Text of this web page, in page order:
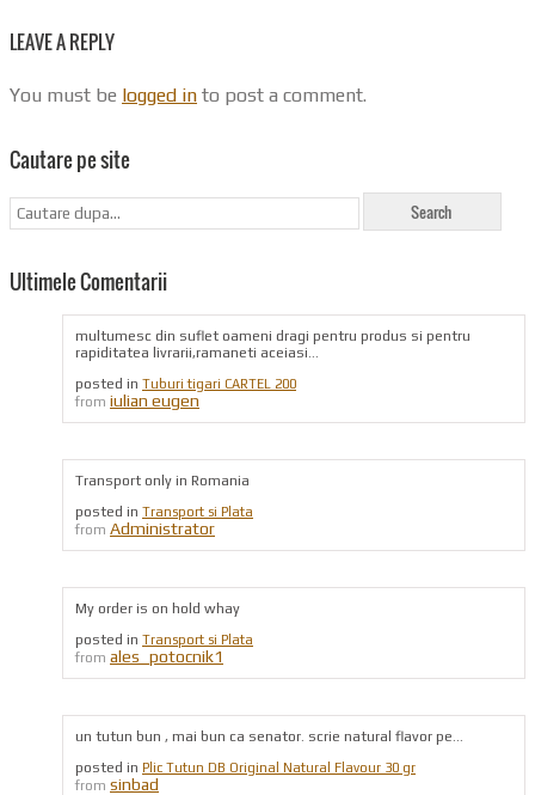
LEAVE A REPLY
You must be logged in to post a comment.
Cautare pe site
Ultimele Comentarii
multumesc din suflet oameni dragi pentru produs si pentru
rapiditatea livrarii,ramaneti aceiasi...
posted in Tuburi tigari CARTEL 200
from iulian eugen
Transport only in Romania
posted in Transport si Plata
from Administrator
My order is on hold whay
posted in Transport si Plata
from ales_potocnik1
un tutun bun , mai bun ca senator. scrie natural flavor pe...
posted in Plic Tutun DB Original Natural Flavour 30 gr
from sinbad